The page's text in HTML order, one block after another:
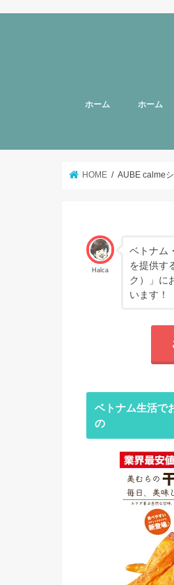
ホーム ホーム
HOME AUBE calme
Halca
ベトナム
を提供す
ク）」に
います！
ベトナム生活で
の